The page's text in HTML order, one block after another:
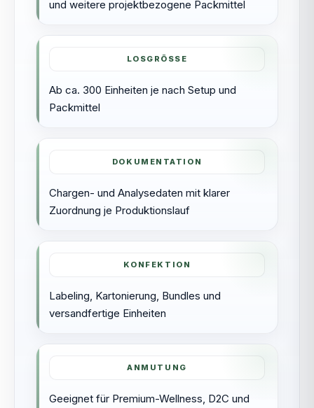
und weitere projektbezogene Packmittel
LOSGRÖSSE
Ab ca. 300 Einheiten je nach Setup und
Packmittel
DOKUMENTATION
Chargen- und Analysedaten mit klarer
Zuordnung je Produktionslauf
KONFEKTION
Labeling, Kartonierung, Bundles und
versandfertige Einheiten
ANMUTUNG
Geeignet für Premium-Wellness, D2C und